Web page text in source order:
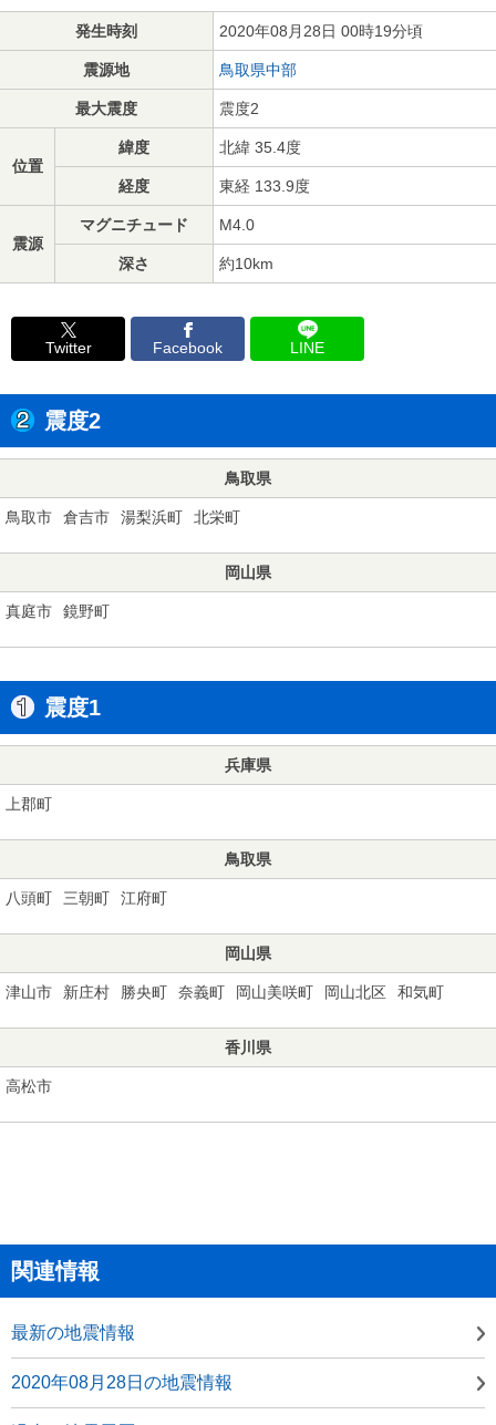
発生時刻 2020年08月28日 00時19分頃
震源地 鳥取県中部
最大震度 震度2
位置
緯度 北緯 35.4度
経度 東経 133.9度
震源
マグニチュード M4.0
深さ 約10km
Twitter Facebook LINE
震度2
鳥取県
鳥取市 倉吉市 湯梨浜町 北栄町
岡山県
真庭市 鏡野町
震度1
兵庫県
上郡町
鳥取県
八頭町 三朝町 江府町
岡山県
津山市 新庄村 勝央町 奈義町 岡山美咲町 岡山北区 和気町
香川県
高松市
関連情報
最新の地震情報
2020年08月28日の地震情報